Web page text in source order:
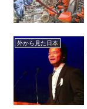
外から見た日本